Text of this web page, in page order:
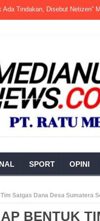
Disebut Netizen” Macan
SPORT OPINI
Satgas Dana Desa Sumatera
BENTUK